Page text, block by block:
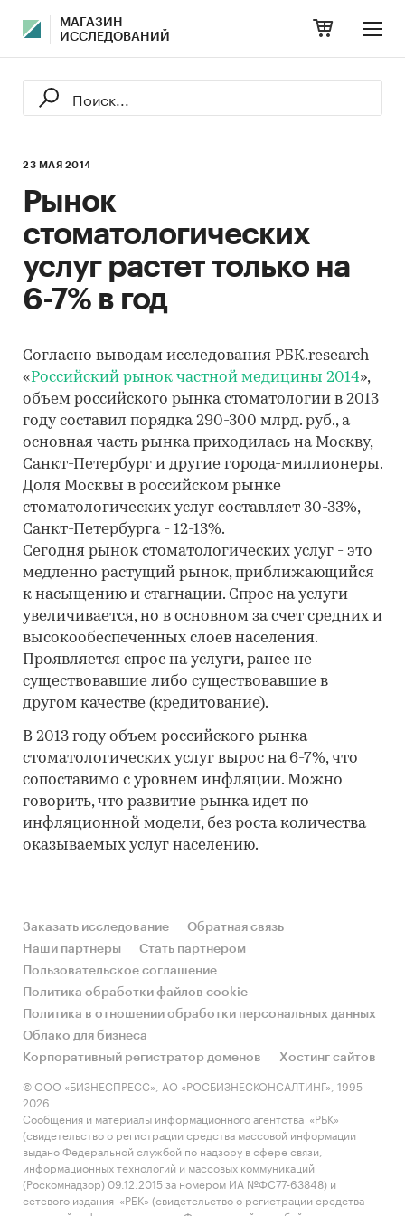
МАГАЗИН
ИССЛЕДОВАНИЙ
23 МАЯ 2014
Рынок
стоматологических
услуг растет только на
6-7% в год
Согласно выводам исследования РБК.research
«Российский рынок частной медицины 2014»,
объем российского рынка стоматологии в 2013
году составил порядка 290-300 млрд. руб., а
основная часть рынка приходилась на Москву,
Санкт-Петербург и другие города-миллионеры.
Доля Москвы в российском рынке
стоматологических услуг составляет 30-33%,
Санкт-Петербурга - 12-13%.
Сегодня рынок стоматологических услуг - это
медленно растущий рынок, приближающийся
к насыщению и стагнации. Спрос на услуги
увеличивается, но в основном за счет средних и
высокообеспеченных слоев населения.
Проявляется спрос на услуги, ранее не
существовавшие либо существовавшие в
другом качестве (кредитование).
В 2013 году объем российского рынка
стоматологических услуг вырос на 6-7%, что
сопоставимо с уровнем инфляции. Можно
говорить, что развитие рынка идет по
инфляционной модели, без роста количества
оказываемых услуг населению.
Заказать исследование
Обратная связь
Наши партнеры
Стать партнером
Пользовательское соглашение
Политика обработки файлов cookie
Политика в отношении обработки персональных данных
Облако для бизнеса
Корпоративный регистратор доменов
Хостинг сайтов
© ООО «БИЗНЕСПРЕСС», АО «РОСБИЗНЕСКОНСАЛТИНГ», 1995-
2026.
Сообщения и материалы информационного агентства «РБК»
(свидетельство о регистрации средства массовой информации
выдано Федеральной службой по надзору в сфере связи,
информационных технологий и массовых коммуникаций
(Роскомнадзор) 09.12.2015 за номером ИА №ФС77-63848) и
сетевого издания «РБК» (свидетельство о регистрации средства